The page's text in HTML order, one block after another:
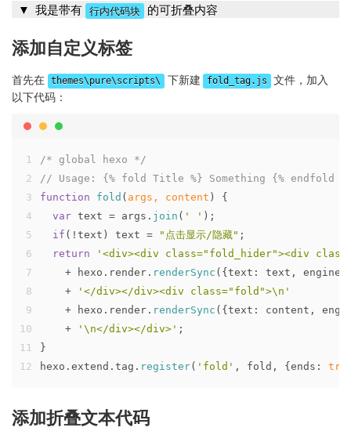
我是带有 行内代码块 的可折叠内容
添加自定义标签
首先在 themes\pure\scripts\ 下新建 fold_tag.js
文件，加入
以下代码：
1
2
3
4
5
6
7
8
9
10
11
12
/* global hexo */
// Usage: {% fold Title %} Something {% endfold
function
fold ( args, content ) {
var text = args. join ( ' ' );
if (!text) text = "点击显示/隐藏" ;
return
'<div><div class="fold_hider"><div
    + hexo.
render . renderSync ({ text : text, engine
    +
'</div></div><div class="fold">\n'
    + hexo.
render . renderSync ({ text : content,
    +
'\n</div></div>' ;
}
hexo. extend . tag . register( 'fold' , fold, { ends :
添加折叠文本代码